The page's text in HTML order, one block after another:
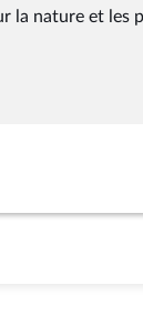
la nature et les